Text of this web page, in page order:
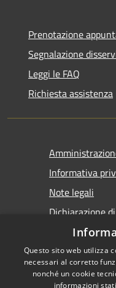
Prenotazione
Segnalazione
Leggi le FAQ
Richiesta assistenza
Informativa
Note legali
Dichiarazione
Questo sito web utilizza
necessari al corretto
nonché un cookie
informazioni